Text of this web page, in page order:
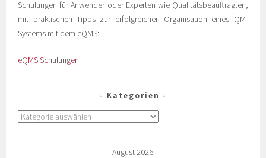
Schulungen für Anwender oder Experten wie Qualitätsbeauftragten,
mit praktischen Tipps zur erfolgreichen Organisation eines QM-
Systems mit dem eQMS:
eQMS Schulungen
Kategorien
August 2026